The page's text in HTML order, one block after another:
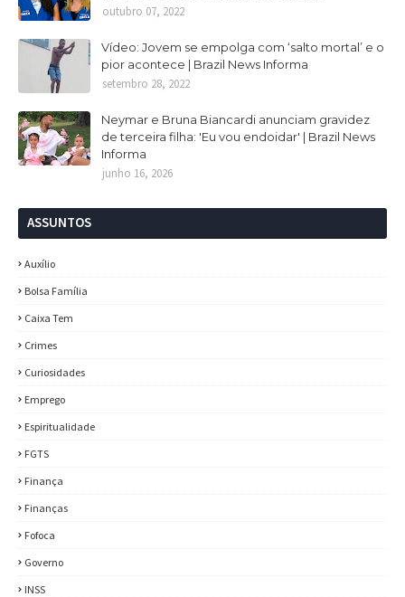
outubro 07, 2022
Vídeo: Jovem se empolga com ‘salto mortal’ e o
pior acontece | Brazil News Informa
setembro 28, 2022
Neymar e Bruna Biancardi anunciam gravidez
de terceira filha: 'Eu vou endoidar' | Brazil News
Informa
junho 16, 2026
ASSUNTOS
Auxílio
Bolsa Família
Caixa Tem
Crimes
Curiosidades
Emprego
Espiritualidade
FGTS
Finança
Finanças
Fofoca
Governo
INSS